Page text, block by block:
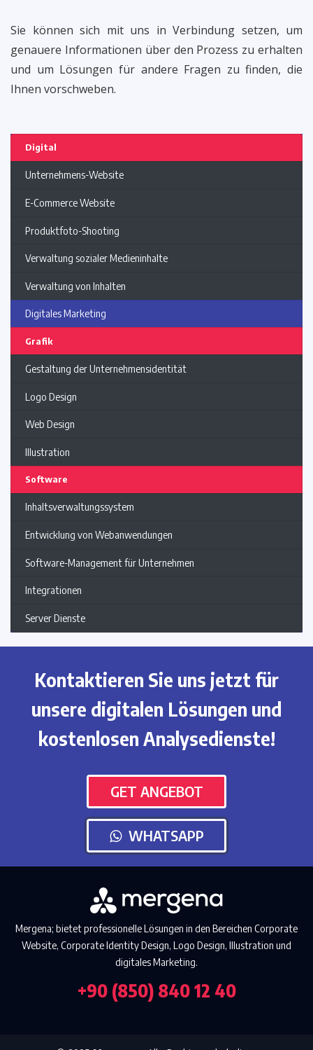
Sie können sich mit uns in Verbindung setzen, um
genauere Informationen über den Prozess zu erhalten
und um Lösungen für andere Fragen zu finden, die
Ihnen vorschweben.
Digital
Unternehmens-Website
E-Commerce Website
Produktfoto-Shooting
Verwaltung sozialer Medieninhalte
Verwaltung von Inhalten
Digitales Marketing
Grafik
Gestaltung der Unternehmensidentität
Logo Design
Web Design
Illustration
Software
Inhaltsverwaltungssystem
Entwicklung von Webanwendungen
Software-Management für Unternehmen
Integrationen
Server Dienste
Kontaktieren Sie uns jetzt für
unsere digitalen Lösungen und
kostenlosen Analysedienste!
GET ANGEBOT
WHATSAPP
Mergena; bietet professionelle Lösungen in den Bereichen Corporate
Website, Corporate Identity Design, Logo Design, Illustration und
digitales Marketing.
+90 (850) 840 12 40